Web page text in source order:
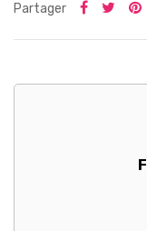
Partager